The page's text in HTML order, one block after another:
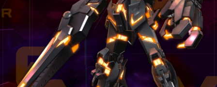
GLOSSARY
用語集
BUTTON PLACEMENT
ゲームパッドボタン配置
TWITTER
ツイッター
YOUTUBE
ユーチューブ